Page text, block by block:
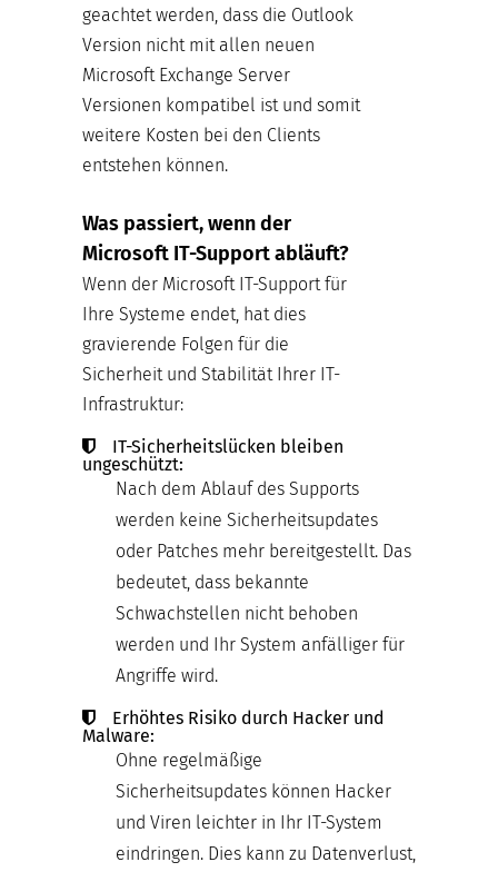
geachtet werden, dass die Outlook
Version nicht mit allen neuen
Microsoft Exchange Server
Versionen kompatibel ist und somit
weitere Kosten bei den Clients
entstehen können.
Was passiert, wenn der
Microsoft IT-Support abläuft?
Wenn der Microsoft IT-Support für
Ihre Systeme endet, hat dies
gravierende Folgen für die
Sicherheit und Stabilität Ihrer IT-
Infrastruktur:
IT-Sicherheitslücken bleiben
ungeschützt:
Nach dem Ablauf des Supports
werden keine Sicherheitsupdates
oder Patches mehr bereitgestellt. Das
bedeutet, dass bekannte
Schwachstellen nicht behoben
werden und Ihr System anfälliger für
Angriffe wird.
Erhöhtes Risiko durch Hacker und
Malware:
Ohne regelmäßige
Sicherheitsupdates können Hacker
und Viren leichter in Ihr IT-System
eindringen. Dies kann zu Datenverlust,